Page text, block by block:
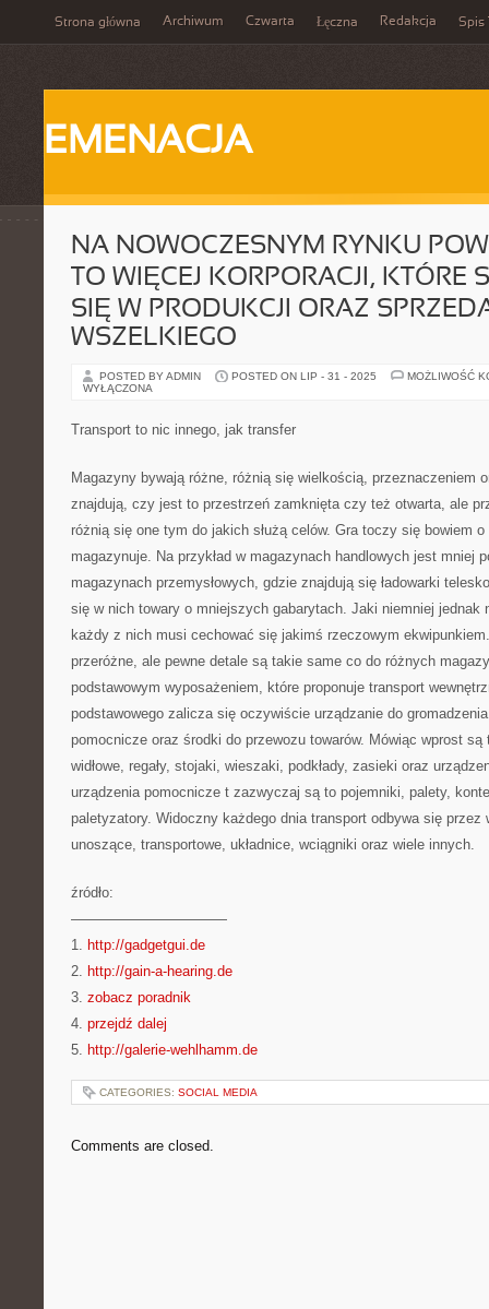
Strona główna Archiwum Czwarta Łęczna Redakcja Spis
EMENACJA
NA NOWOCZESNYM RYNKU
TO WIĘCEJ KORPORACJI, KTÓRE
SIĘ W PRODUKCJI ORAZ
WSZELKIEGO
POSTED BY ADMIN POSTED ON LIP - 31 - 2025
MOŻLIWOŚĆ
WYŁĄCZONA
Transport to nic innego, jak transfer
Magazyny bywają różne, różnią się wielkością, przeznaczeniem
znajdują, czy jest to przestrzeń zamknięta czy też otwarta, ale
różnią się one tym do jakich służą celów. Gra toczy się bowiem
magazynuje. Na przykład w magazynach handlowych jest mniej
magazynach przemysłowych, gdzie znajdują się ładowarki
się w nich towary o mniejszych gabarytach. Jaki niemniej jednak
każdy z nich musi cechować się jakimś rzeczowym
przeróżne, ale pewne detale są takie same co do różnych
podstawowym wyposażeniem, które proponuje transport
podstawowego zalicza się oczywiście urządzanie do
pomocnicze oraz środki do przewozu towarów. Mówiąc wprost są
widłowe, regały, stojaki, wieszaki, podkłady, zasieki oraz
urządzenia pomocnicze t zazwyczaj są to pojemniki, palety,
paletyzatory. Widoczny każdego dnia transport odbywa się przez
unoszące, transportowe, układnice, wciągniki oraz wiele innych.
źródło:
———————————
1. http://gadgetgui.de
2. http://gain-a-hearing.de
3. zobacz poradnik
4. przejdź dalej
5. http://galerie-wehlhamm.de
CATEGORIES: SOCIAL MEDIA
Comments are closed.